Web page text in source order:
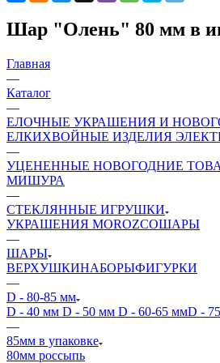
Шар "Олень" 80 мм в
Главная
—
Каталог
—
ЕЛОЧНЫЕ УКРАШЕНИЯ И
ЕЛКИХВОЙНЫЕ ИЗДЕЛИЯ
—
УЦЕНЕННЫЕ НОВОГОДНИЕ
МИШУРА
—
СТЕКЛЯННЫЕ ИГРУШКИ
УКРАШЕНИЯ MOROZCOШАРЫ
—
ШАРЫ
ВЕРХУШКИНАБОРЫФИГУРКИ
—
D - 80-85 мм
D - 40 мм D - 50 мм D - 60-65 ммD -
—
85мм в упаковке
80мм россыпь